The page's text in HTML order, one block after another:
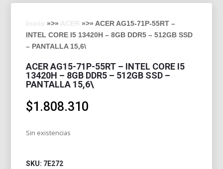
»>»
»>» ACER AG15-71P-55RT –
INTEL CORE I5 13420H – 8GB DDR5 – 512GB SSD
– PANTALLA 15,6\
ACER AG15-71P-55RT – INTEL CORE I5
13420H – 8GB DDR5 – 512GB SSD –
PANTALLA 15,6\
$1.808.310
Sin existencias
SKU: 7E272